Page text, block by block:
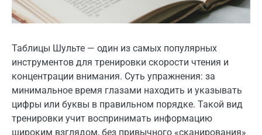
Таблицы Шульте — один из самых популярных
инструментов для тренировки скорости чтения и
концентрации внимания. Суть упражнения: за
минимальное время глазами находить и указывать
цифры или буквы в правильном порядке. Такой вид
тренировки учит воспринимать информацию
широким взглядом, без привычного «сканирования»